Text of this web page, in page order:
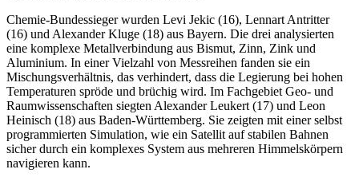
Chemie-Bundessieger wurden Levi Jekic (16), Lennart Antritter
(16) und Alexander Kluge (18) aus Bayern. Die drei analysierten
eine komplexe Metallverbindung aus Bismut, Zinn, Zink und
Aluminium. In einer Vielzahl von Messreihen fanden sie ein
Mischungsverhältnis, das verhindert, dass die Legierung bei hohen
Temperaturen spröde und brüchig wird. Im Fachgebiet Geo- und
Raumwissenschaften siegten Alexander Leukert (17) und Leon
Heinisch (18) aus Baden-Württemberg. Sie zeigten mit einer selbst
programmierten Simulation, wie ein Satellit auf stabilen Bahnen
sicher durch ein komplexes System aus mehreren Himmelskörpern
navigieren kann.